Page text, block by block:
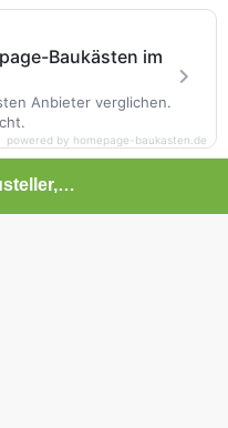
Kirmes, Schausteller,Volksfest,Chilbi,Rummel und vieles mehr
Baukästen im
Anbieter verglichen.
powered by homepage-baukasten.de